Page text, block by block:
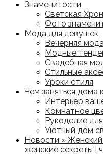
Знаменитости
Светская
Фото
Мода для девушек
Вечерняя
Модные
Свадебная
Стильные
Уроки стиля
Чем заняться дома
Интерьер
Комнатное
Рукоделие
Уютный дом
Новости »
женские секреты |